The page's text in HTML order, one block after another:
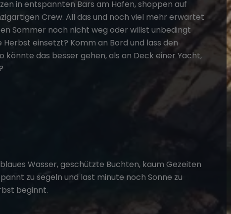
in entspannten Bars am Hafen, shoppen auf
Crew. All das und noch viel mehr erwartet
Sommer noch nicht weg oder willst unbedingt
einsetzt? Komm an Bord und lass den
könnte das besser gehen, als an Deck einer Yacht,
Wasser, geschützte Buchten, kaum Gezeiten
zu segeln und last minute noch Sonne zu
beginnt.